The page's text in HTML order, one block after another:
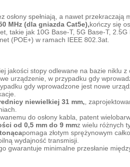
osłony spełniają, a nawet przekraczają
MHz (dla gniazda Cat5e),kończy się
takie jak 10G Base-T, 5G Base-T,
(POE+) w ramach IEEE 802.3at.
jakości stopy odlewane na bazie niklu
urządzenie, w przypadku gdy
gdy wprowadzone jest nowe
niewielkiej 31 mm, ,
do osłony kabla, patent
od 0,5 mm do 9 mmz wielu różnych
pomaga złotym sprężynowym
wydajność transmisji.
gwarantuje minimalne przesłanie